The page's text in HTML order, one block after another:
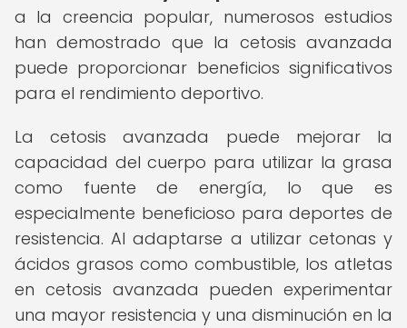
a la creencia popular, numerosos estudios
han demostrado que la cetosis avanzada
puede proporcionar beneficios significativos
para el rendimiento deportivo.
La cetosis avanzada puede mejorar la
capacidad del cuerpo para utilizar la grasa
como fuente de energía, lo que es
especialmente beneficioso para deportes de
resistencia. Al adaptarse a utilizar cetonas y
ácidos grasos como combustible, los atletas
en cetosis avanzada pueden experimentar
una mayor resistencia y una disminución en la